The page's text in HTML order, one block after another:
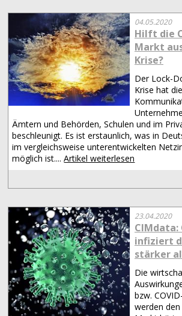
04.05.2020
Hilft die
Markt
Krise?
Der Lock-
Krise hat
Ämtern und Behörden, Schulen und im
beschleunigt. Es ist erstaunlich, was in
im vergleichsweise unterentwickelten
möglich ist....Artikel weiterlesen
23.04.2020
CIMdata:
infiziert
stärker
Die
bzw.
werden